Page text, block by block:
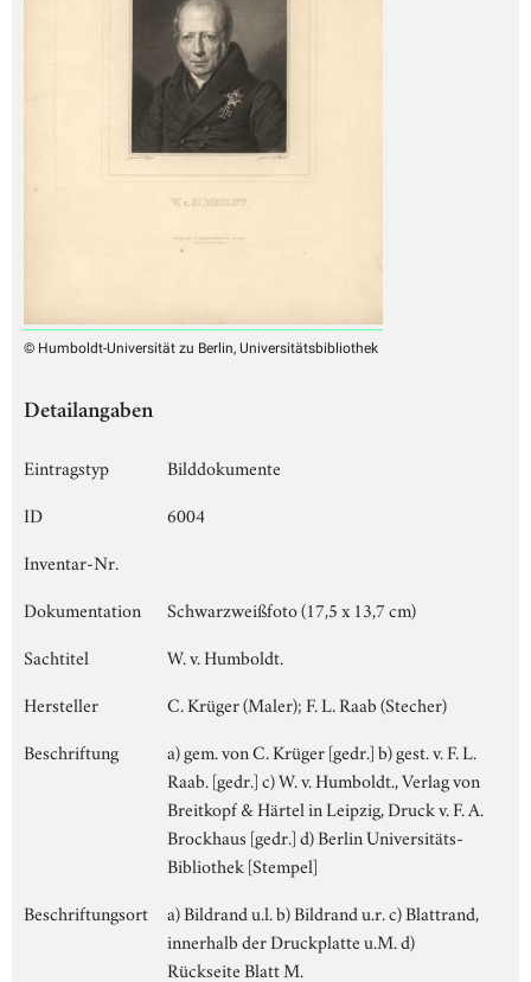
© Humboldt-Universität zu Berlin, Universitätsbibliothek
Detailangaben
Eintragstyp
Bilddokumente
ID
6004
Inventar-Nr.
Dokumentation
Schwarzweißfoto (17,5 x 13,7 cm)
Sachtitel
W. v. Humboldt.
Hersteller
C. Krüger (Maler); F. L. Raab (Stecher)
Beschriftung
a) gem. von C. Krüger [gedr.] b) gest. v. F. L.
Raab. [gedr.] c) W. v. Humboldt., Verlag von
Breitkopf & Härtel in Leipzig, Druck v. F. A.
Brockhaus [gedr.] d) Berlin Universitäts-
Bibliothek [Stempel]
Beschriftungsort
a) Bildrand u.l. b) Bildrand u.r. c) Blattrand,
innerhalb der Druckplatte u.M. d)
Rückseite Blatt M.